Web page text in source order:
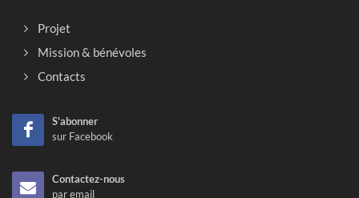
Projet
Mission & bénévoles
Contacts
S'abonner
sur Facebook
Contactez-nous
par email